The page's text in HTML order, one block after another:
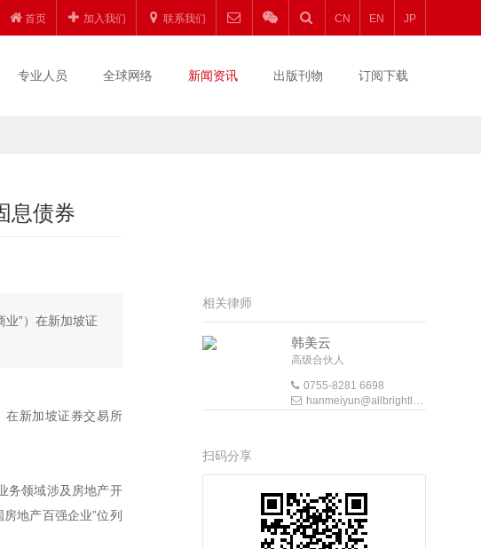
首页 加入我们 联系我们 CN EN JP
专业人员 全球网络 新闻资讯 出版刊物 订阅下载
息债券
”）在新加坡证
在新加坡证券交易所
务领域涉及房地产开
地产百强企业”位列
相关律师
韩美云
高级合伙人
0755-8281 6698
hanmeiyun@allbrightlaw.com
扫码分享